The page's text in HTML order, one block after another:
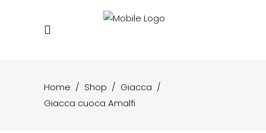
Home / Shop / Giacca /
Giacca cuoca Amalfi